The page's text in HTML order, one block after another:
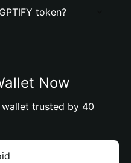
token?
Now
trusted by 40